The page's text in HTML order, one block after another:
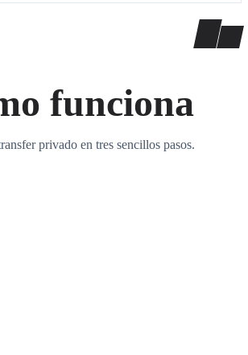
funciona
privado en tres sencillos pasos.